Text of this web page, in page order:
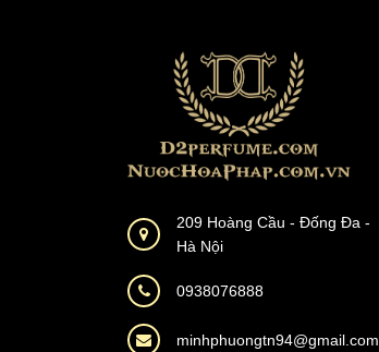
209 Hoàng Cầu - Đống Đa -
Hà Nội
0938076888
minhphuongtn94@gmail.com